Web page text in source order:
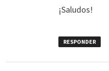
¡Saludos!
RESPONDER